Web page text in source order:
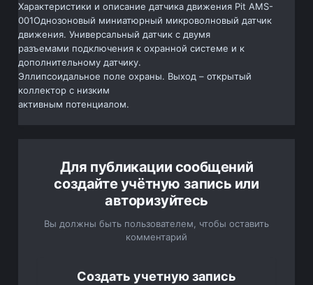
Характеристики и описание датчика движения Pit AMS-
001Однозоновый миниатюрный микроволновый датчик
движения. Универсальный датчик с двумя
разъемами подключения к охранной системе и к
дополнительному датчику.
Эллипсоидальное поле охраны. Выход – открытый
коллектор с низким
активным потенциалом.
Для публикации сообщений
создайте учётную запись или
авторизуйтесь
Вы должны быть пользователем, чтобы оставить
комментарий
Создать учетную запись